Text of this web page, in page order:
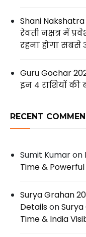
Shani
रेवती नक्षत्र में
रहना होगा
Guru Gochar
इन 4 राशियों
RECENT
Sumit Kumaron
Time &
Surya Grahan
Detailson
Time & India